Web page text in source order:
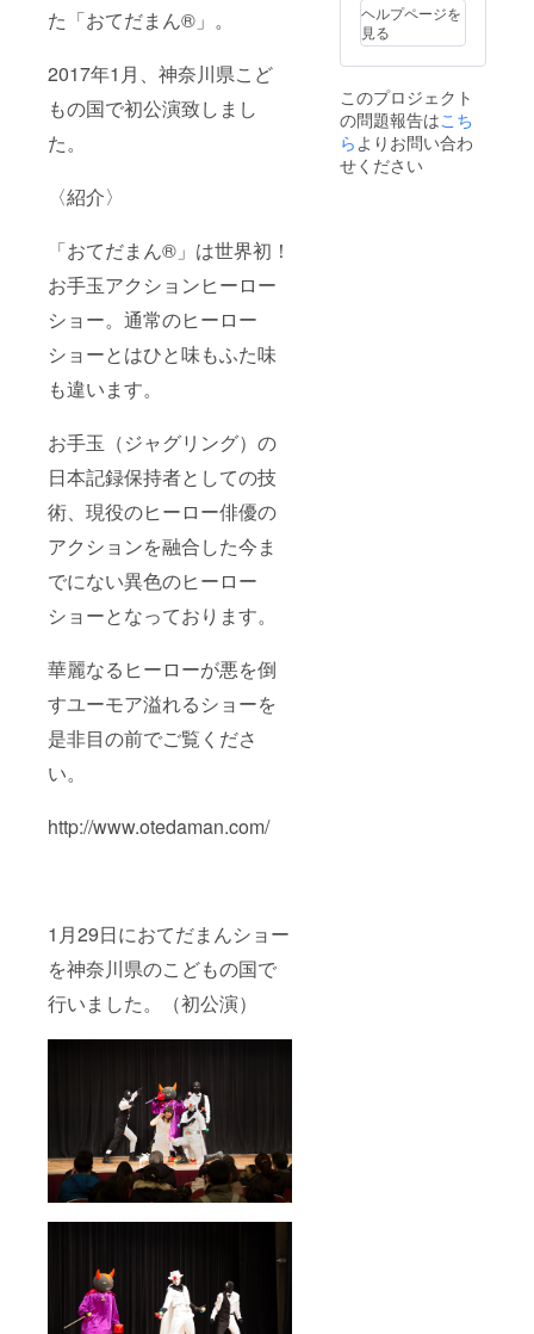
た「おてだまん®」。
2017年1月、神奈川県こど
もの国で初公演致しまし
た。
〈紹介〉
「おてだまん®」は世界初！
お手玉アクションヒーロー
ショー。通常のヒーロー
ショーとはひと味もふた味
も違います。
お手玉（ジャグリング）の
日本記録保持者としての技
術、現役のヒーロー俳優の
アクションを融合した今ま
でにない異色のヒーロー
ショーとなっております。
華麗なるヒーローが悪を倒
すユーモア溢れるショーを
是非目の前でご覧くださ
い。
http://www.otedaman.com/
1月29日におてだまんショー
を神奈川県のこどもの国で
行いました。（初公演）
ヘルプページを
見る
このプロジェクト
の問題報告はこち
らよりお問い合わ
せください